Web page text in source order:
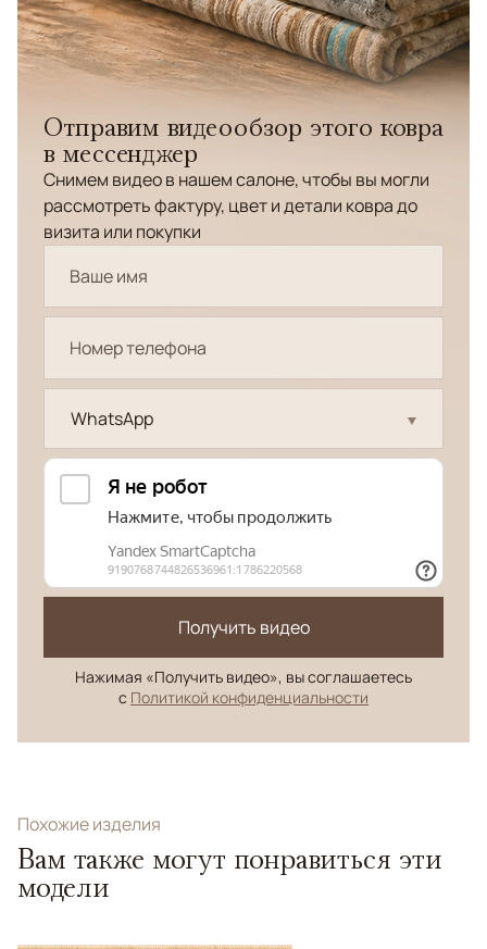
Отправим видеообзор этого ковра
в мессенджер
Снимем видео в нашем салоне, чтобы вы могли
рассмотреть фактуру, цвет и детали ковра до
визита или покупки
WhatsApp
Получить видео
Нажимая «Получить видео», вы соглашаетесь
с Политикой конфиденциальности
Похожие изделия
Вам также могут понравиться эти
модели